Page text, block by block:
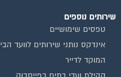
שירותים נוספים
טפסים שימושיים
אינדקס נותני שירותים לוועד הבית
המוקד לדייר